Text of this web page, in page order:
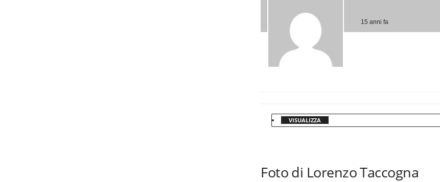
15 anni fa
VISUALIZZA
Foto di Lorenzo Taccogna